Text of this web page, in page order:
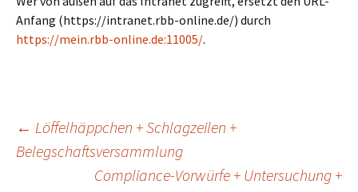
Anfang (https://intranet.rbb-online.de/) durch
https://mein.rbb-online.de:11005/.
Beitragsnavigation
← Löffelhäppchen + Schlagzeilen +
Belegschaftsversammlung
Compliance-Vorwürfe + Untersuchung +